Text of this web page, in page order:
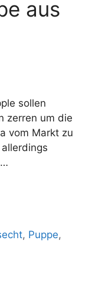
aus
sollen
zerren um die
vom Markt zu
, Puppe,